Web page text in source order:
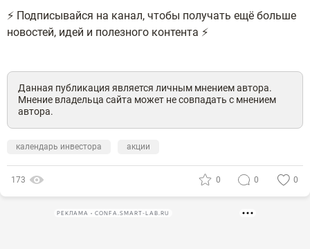
⚡️ Подписывайся на канал, чтобы получать ещё больше
новостей, идей и полезного контента ⚡️
Данная публикация является личным мнением автора.
Мнение владельца сайта может не совпадать с мнением
автора.
календарь инвестора акции
173 0 0 0
РЕКЛАМА • CONFA.SMART-LAB.RU